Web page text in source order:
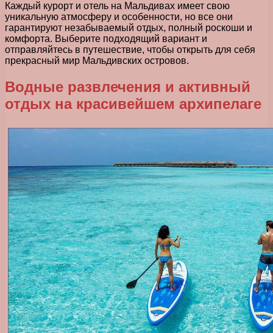
Каждый курорт и отель на Мальдивах имеет свою
уникальную атмосферу и особенности, но все они
гарантируют незабываемый отдых, полный роскоши и
комфорта. Выберите подходящий вариант и
отправляйтесь в путешествие, чтобы открыть для себя
прекрасный мир Мальдивских островов.
Водные развлечения и активный
отдых на красивейшем архипелаге